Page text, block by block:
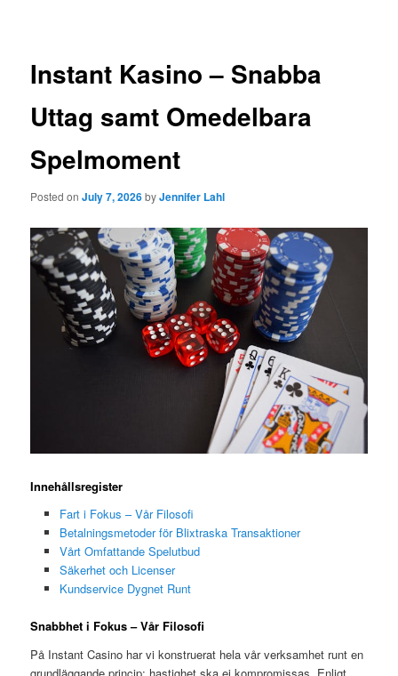
Instant Kasino – Snabba
Uttag samt Omedelbara
Spelmoment
Posted onJuly 7, 2026byJennifer Lahl
Innehållsregister
Fart i Fokus – Vår Filosofi
Betalningsmetoder för Blixtraska Transaktioner
Vårt Omfattande Spelutbud
Säkerhet och Licenser
Kundservice Dygnet Runt
Snabbhet i Fokus – Vår Filosofi
På Instant Casino har vi konstruerat hela vår verksamhet runt en